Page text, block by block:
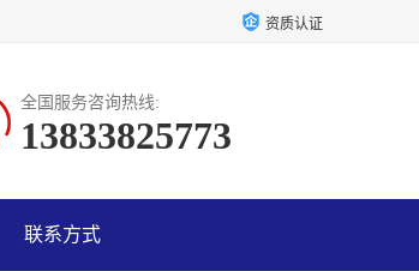
资质认证
全国服务咨询热线:
13833825773
联系方式